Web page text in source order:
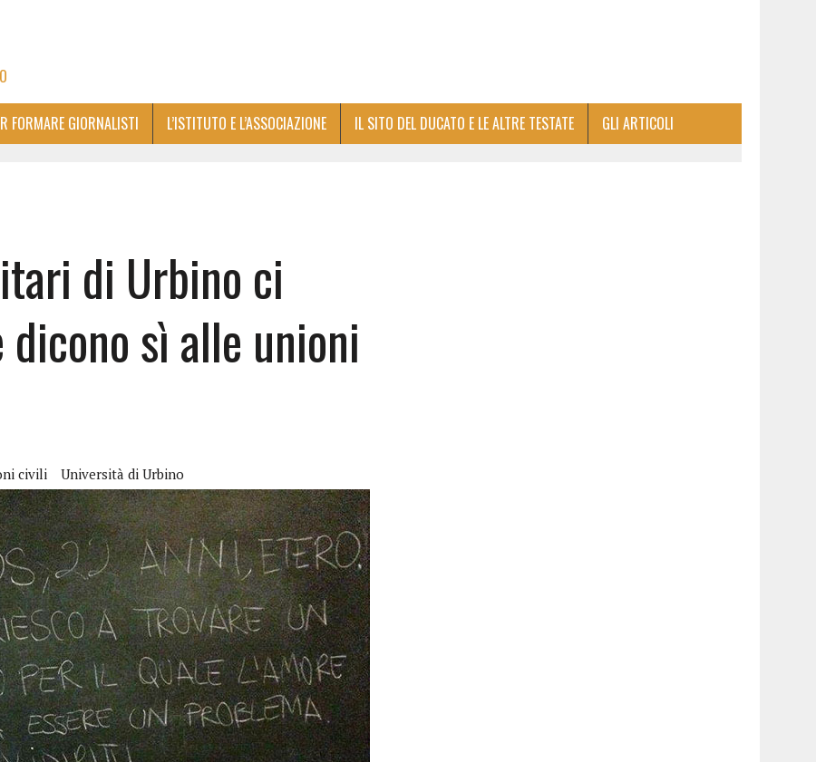
FORMARE GIORNALISTI L’ISTITUTO E L’ASSOCIAZIONE IL SITO DEL DUCATO E LE ALTRE TESTATE GLI ARTICOLI
di Urbino ci
sì alle unioni
civili Università di Urbino